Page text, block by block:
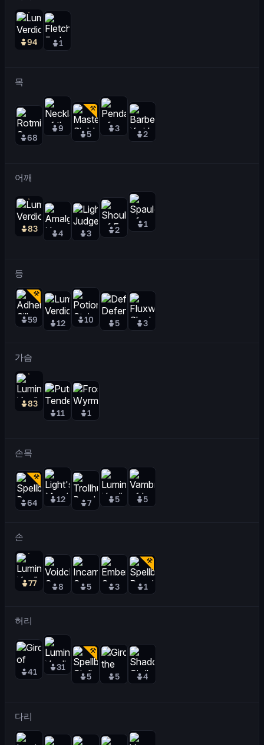
94 1
목
68
9
5
3
2
어깨
83 4 3 2
1
등
59 12 10 5 3
가슴
83
11
1
손목
64 12 7 5 5
손
77 8 5 3 1
허리
41
31
5
5 4
다리